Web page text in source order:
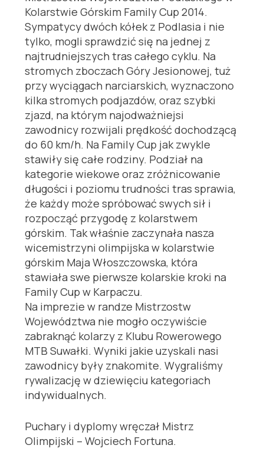
Kolarstwie Górskim Family Cup 2014.
Sympatycy dwóch kółek z Podlasia i nie
tylko, mogli sprawdzić się na jednej z
najtrudniejszych tras całego cyklu. Na
stromych zboczach Góry Jesionowej, tuż
przy wyciągach narciarskich, wyznaczono
kilka stromych podjazdów, oraz szybki
zjazd, na którym najodważniejsi
zawodnicy rozwijali prędkość dochodzącą
do 60 km/h. Na Family Cup jak zwykle
stawiły się całe rodziny. Podział na
kategorie wiekowe oraz zróżnicowanie
długości i poziomu trudności tras sprawia,
że każdy może spróbować swych sił i
rozpocząć przygodę z kolarstwem
górskim. Tak właśnie zaczynała nasza
wicemistrzyni olimpijska w kolarstwie
górskim Maja Włoszczowska, która
stawiała swe pierwsze kolarskie kroki na
Family Cup w Karpaczu.
Na imprezie w randze Mistrzostw
Województwa nie mogło oczywiście
zabraknąć kolarzy z Klubu Rowerowego
MTB Suwałki. Wyniki jakie uzyskali nasi
zawodnicy były znakomite. Wygraliśmy
rywalizację w dziewięciu kategoriach
indywidualnych.
Puchary i dyplomy wręczał Mistrz
Olimpijski – Wojciech Fortuna.